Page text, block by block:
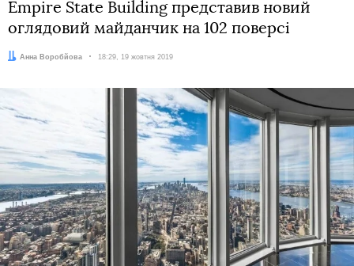
Empire State Building представив новий
оглядовий майданчик на 102 поверсі
Автор:
Анна Воробйова Дата:
18:29, 19 жовтня 2019